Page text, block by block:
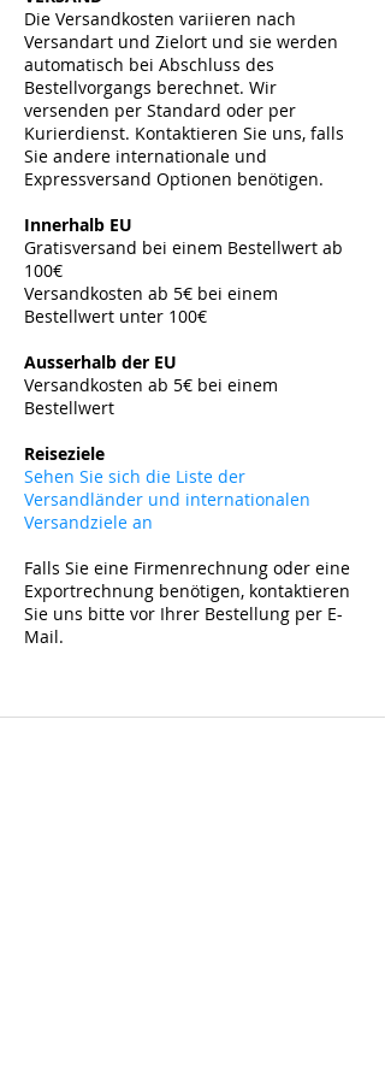
Die Versandkosten variieren nach
Versandart und Zielort und sie werden
automatisch bei Abschluss des
Bestellvorgangs berechnet. Wir
versenden per Standard oder per
Kurierdienst. Kontaktieren Sie uns, falls
Sie andere internationale und
Expressversand Optionen benötigen.
Innerhalb EU
Gratisversand bei einem Bestellwert ab
100€
Versandkosten ab 5€ bei einem
Bestellwert unter 100€
Ausserhalb der EU
Versandkosten ab 5€ bei einem
Bestellwert
Reiseziele
Sehen Sie sich die Liste der
Versandländer und internationalen
Versandziele an
Falls Sie eine Firmenrechnung oder eine
Exportrechnung benötigen, kontaktieren
Sie uns bitte vor Ihrer Bestellung per E-
Mail.